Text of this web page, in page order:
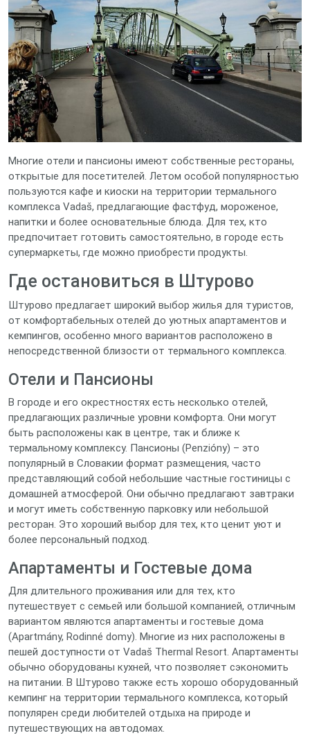
Многие отели и пансионы имеют собственные рестораны,
открытые для посетителей. Летом особой популярностью
пользуются кафе и киоски на территории термального
комплекса Vadaš, предлагающие фастфуд, мороженое,
напитки и более основательные блюда. Для тех, кто
предпочитает готовить самостоятельно, в городе есть
супермаркеты, где можно приобрести продукты.
Где остановиться в Штурово
Штурово предлагает широкий выбор жилья для туристов,
от комфортабельных отелей до уютных апартаментов и
кемпингов, особенно много вариантов расположено в
непосредственной близости от термального комплекса.
Отели и Пансионы
В городе и его окрестностях есть несколько отелей,
предлагающих различные уровни комфорта. Они могут
быть расположены как в центре, так и ближе к
термальному комплексу. Пансионы (Penzióny) – это
популярный в Словакии формат размещения, часто
представляющий собой небольшие частные гостиницы с
домашней атмосферой. Они обычно предлагают завтраки
и могут иметь собственную парковку или небольшой
ресторан. Это хороший выбор для тех, кто ценит уют и
более персональный подход.
Апартаменты и Гостевые дома
Для длительного проживания или для тех, кто
путешествует с семьей или большой компанией, отличным
вариантом являются апартаменты и гостевые дома
(Apartmány, Rodinné domy). Многие из них расположены в
пешей доступности от Vadaš Thermal Resort. Апартаменты
обычно оборудованы кухней, что позволяет сэкономить
на питании. В Штурово также есть хорошо оборудованный
кемпинг на территории термального комплекса, который
популярен среди любителей отдыха на природе и
путешествующих на автодомах.